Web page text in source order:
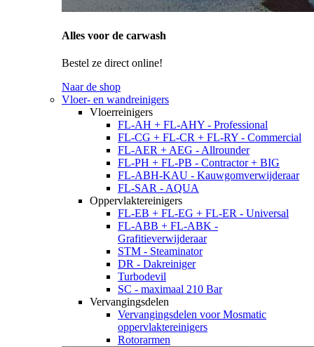
Alles voor de carwash
Bestel ze direct online!
Naar de shop
Vloer- en wandreinigers
Vloerreinigers
FL-AH + FL-AHY - Professional
FL-CG + FL-CR + FL-RY - Commercial
FL-AER + AEG - Allrounder
FL-PH + FL-PB - Contractor + BIG
FL-ABH-KAU - Kauwgomverwijderaar
FL-SAR - AQUA
Oppervlaktereinigers
FL-EB + FL-EG + FL-ER - Universal
FL-ABB + FL-ABK -
Grafitieverwijderaar
STM - Steaminator
DR - Dakreiniger
Turbodevil
SC - maximaal 210 Bar
Vervangingsdelen
Vervangingsdelen voor Mosmatic
oppervlaktereinigers
Rotorarmen